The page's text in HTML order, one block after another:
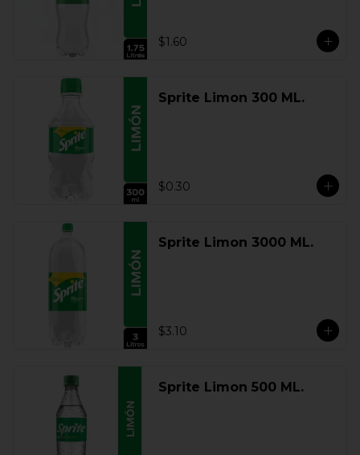
$1.60
Sprite Limon 300 ML.
$0.30
Sprite Limon 3000 ML.
$3.10
Sprite Limon 500 ML.